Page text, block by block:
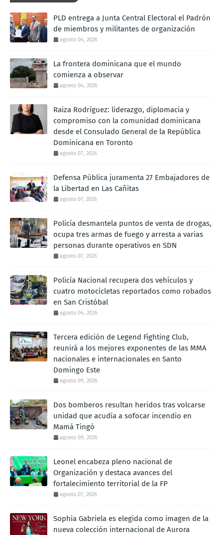
PLD entrega a Junta Central Electoral el Padrón
de miembros y militantes de organización
agosto 04, 2026
La frontera dominicana que el mundo
comienza a observar
agosto 04, 2026
Raiza Rodríguez: liderazgo, diplomacia y
compromiso con la comunidad dominicana
desde el Consulado General de la República
Dominicana en Toronto
agosto 07, 2026
Defensa Pública juramenta 27 Embajadores de
la Libertad en Las Cañitas
agosto 07, 2026
Policía desmantela puntos de venta de drogas,
ocupa tres armas de fuego y arresta a varias
personas durante operativos en SDN
agosto 07, 2026
Policía Nacional recupera dos vehículos y
cuatro motocicletas reportados como robados
en San Cristóbal
agosto 04, 2026
Tercera edición de Legend Fighting Club,
reunirá a los mejores exponentes de las MMA
nacionales e internacionales en Santo
Domingo Este
agosto 09, 2026
Dos bomberos resultan heridos tras volcarse
unidad que acudía a sofocar incendio en
Mamá Tingó
agosto 09, 2026
Leonel encabeza pleno nacional de
Organización y destaca avances del
fortalecimiento territorial de la FP
agosto 07, 2026
Sophia Gabriela es elegida como imagen de la
nueva colección internacional de Aurora